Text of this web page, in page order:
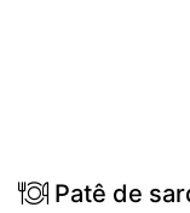
Patê de